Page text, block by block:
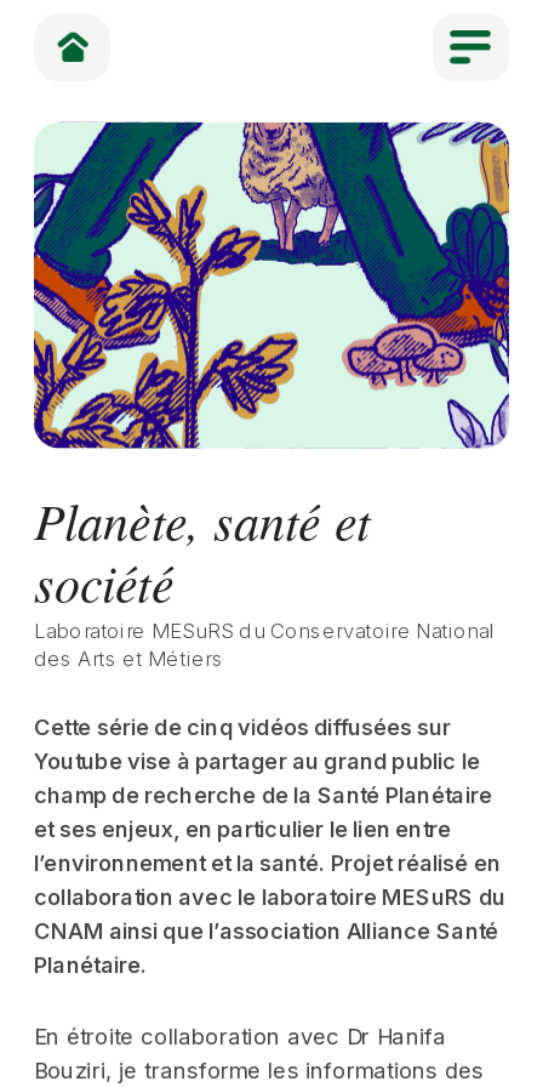
Planète, santé et
société
Laboratoire MESuRS du Conservatoire National
des Arts et Métiers
Cette série de cinq vidéos diffusées sur
Youtube vise à partager au grand public le
champ de recherche de la Santé Planétaire
et ses enjeux, en particulier le lien entre
l’environnement et la santé. Projet réalisé en
collaboration avec le laboratoire MESuRS du
CNAM ainsi que l’association Alliance Santé
Planétaire.
En étroite collaboration avec Dr Hanifa
Bouziri, je transforme les informations des